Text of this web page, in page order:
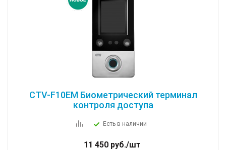
CTV-F10EM Биометрический терминал
контроля доступа
Есть в наличии
11 450руб./шт